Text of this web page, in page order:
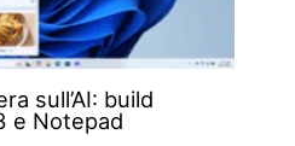
sull’AI: build
e Notepad